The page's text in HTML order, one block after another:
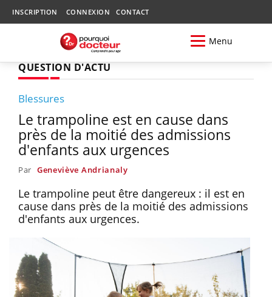
INSCRIPTION CONNEXION CONTACT
Menu
QUESTION D'ACTU
Blessures
Le trampoline est en cause dans
près de la moitié des admissions
d'enfants aux urgences
Par Geneviève Andrianaly
Le trampoline peut être dangereux : il est en
cause dans près de la moitié des admissions
d'enfants aux urgences.